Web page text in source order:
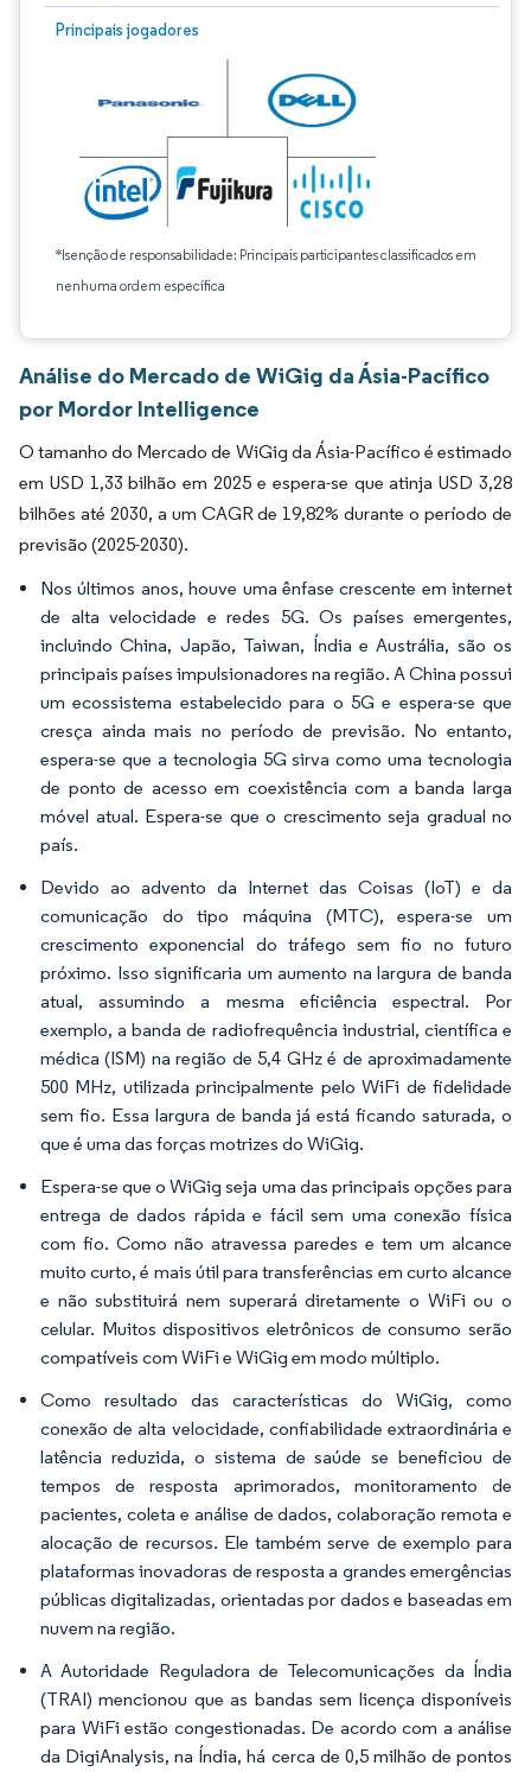
Principais jogadores
*Isenção de responsabilidade: Principais participantes classificados em
nenhuma ordem específica
Análise do Mercado de WiGig da Ásia-Pacífico
por Mordor Intelligence
O tamanho do Mercado de WiGig da Ásia-Pacífico é estimado
em USD 1,33 bilhão em 2025 e espera-se que atinja USD 3,28
bilhões até 2030, a um CAGR de 19,82% durante o período de
previsão (2025-2030).
Nos últimos anos, houve uma ênfase crescente em internet
de alta velocidade e redes 5G. Os países emergentes,
incluindo China, Japão, Taiwan, Índia e Austrália, são os
principais países impulsionadores na região. A China possui
um ecossistema estabelecido para o 5G e espera-se que
cresça ainda mais no período de previsão. No entanto,
espera-se que a tecnologia 5G sirva como uma tecnologia
de ponto de acesso em coexistência com a banda larga
móvel atual. Espera-se que o crescimento seja gradual no
país.
Devido ao advento da Internet das Coisas (IoT) e da
comunicação do tipo máquina (MTC), espera-se um
crescimento exponencial do tráfego sem fio no futuro
próximo. Isso significaria um aumento na largura de banda
atual, assumindo a mesma eficiência espectral. Por
exemplo, a banda de radiofrequência industrial, científica e
médica (ISM) na região de 5,4 GHz é de aproximadamente
500 MHz, utilizada principalmente pelo WiFi de fidelidade
sem fio. Essa largura de banda já está ficando saturada, o
que é uma das forças motrizes do WiGig.
Espera-se que o WiGig seja uma das principais opções para
entrega de dados rápida e fácil sem uma conexão física
com fio. Como não atravessa paredes e tem um alcance
muito curto, é mais útil para transferências em curto alcance
e não substituirá nem superará diretamente o WiFi ou o
celular. Muitos dispositivos eletrônicos de consumo serão
compatíveis com WiFi e WiGig em modo múltiplo.
Como resultado das características do WiGig, como
conexão de alta velocidade, confiabilidade extraordinária e
latência reduzida, o sistema de saúde se beneficiou de
tempos de resposta aprimorados, monitoramento de
pacientes, coleta e análise de dados, colaboração remota e
alocação de recursos. Ele também serve de exemplo para
plataformas inovadoras de resposta a grandes emergências
públicas digitalizadas, orientadas por dados e baseadas em
nuvem na região.
A Autoridade Reguladora de Telecomunicações da Índia
(TRAI) mencionou que as bandas sem licença disponíveis
para WiFi estão congestionadas. De acordo com a análise
da DigiAnalysis, na Índia, há cerca de 0,5 milhão de pontos